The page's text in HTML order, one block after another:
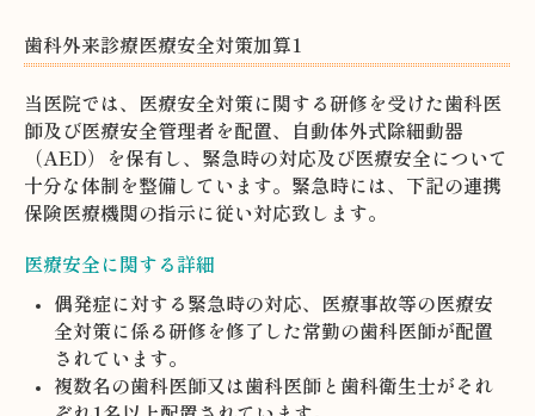
歯科外来診療医療安全対策加算1
当医院では、医療安全対策に関する研修を受けた歯科医
師及び医療安全管理者を配置、自動体外式除細動器
（AED）を保有し、緊急時の対応及び医療安全について
十分な体制を整備しています。緊急時には、下記の連携
保険医療機関の指示に従い対応致します。
医療安全に関する詳細
偶発症に対する緊急時の対応、医療事故等の医療安
全対策に係る研修を修了した常勤の歯科医師が配置
されています。
複数名の歯科医師又は歯科医師と歯科衛生士がそれ